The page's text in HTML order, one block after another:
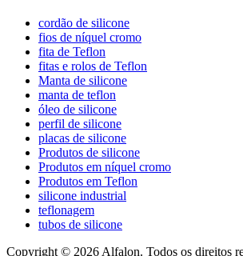
cordão de silicone
fios de níquel cromo
fita de Teflon
fitas e rolos de Teflon
Manta de silicone
manta de teflon
óleo de silicone
perfil de silicone
placas de silicone
Produtos de silicone
Produtos em níquel cromo
Produtos em Teflon
silicone industrial
teflonagem
tubos de silicone
Copyright © 2026 Alfalon. Todos os direitos